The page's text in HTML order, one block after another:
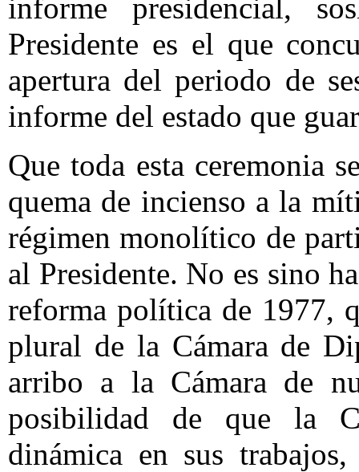
informe presidencial,
Presidente es el que
apertura del periodo de
informe del estado que
Que toda esta ceremonia
quema de incienso a la
régimen monolítico de
al Presidente. No es sino
reforma política de 1977,
plural de la Cámara de
arribo a la Cámara de
posibilidad de que la
dinámica en sus